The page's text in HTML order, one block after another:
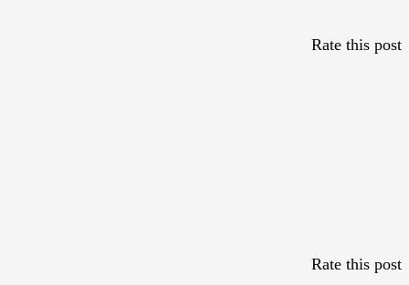
Rate this post
Rate this post